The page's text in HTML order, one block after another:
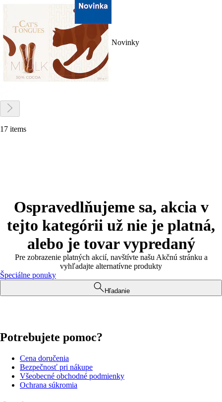
Novinky
17 items
Ospravedlňujeme sa, akcia v
tejto kategórii už nie je platná,
alebo je tovar vypredaný
Pre zobrazenie platných akcií, navštívte našu Akčnú stránku a
vyhľadajte alternatívne produkty
Špeciálne ponuky
Hľadanie
Potrebujete pomoc?
Cena doručenia
Bezpečnosť pri nákupe
Všeobecné obchodné podmienky
Ochrana súkromia